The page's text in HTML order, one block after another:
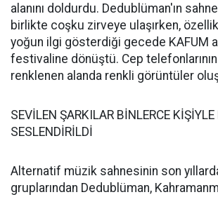
alanını doldurdu. Dedublüman'ın
birlikte coşku zirveye ulaşırken,
yoğun ilgi gösterdiği gecede KAFUM
festivaline dönüştü. Cep telefonlarının
renklenen alanda renkli görüntüler
SEVİLEN ŞARKILAR BİNLERCE
SESLENDİRİLDİ
Alternatif müzik sahnesinin son
gruplarından Dedublüman,